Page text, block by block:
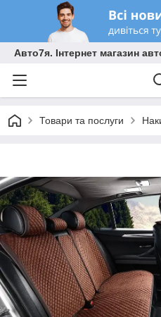
Авто7я. Інтернет магазин
Товари та послуги